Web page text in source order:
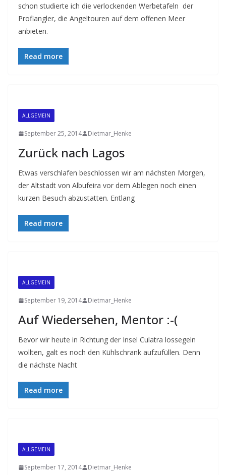
schon studierte ich die verlockenden Werbetafeln der
Profiangler, die Angeltouren auf dem offenen Meer
anbieten.
Read more
ALLGEMEIN
September 25, 2014 Dietmar_Henke
Zurück nach Lagos
Etwas verschlafen beschlossen wir am nächsten Morgen,
der Altstadt von Albufeira vor dem Ablegen noch einen
kurzen Besuch abzustatten. Entlang
Read more
ALLGEMEIN
September 19, 2014 Dietmar_Henke
Auf Wiedersehen, Mentor :-(
Bevor wir heute in Richtung der Insel Culatra lossegeln
wollten, galt es noch den Kühlschrank aufzufüllen. Denn
die nächste Nacht
Read more
ALLGEMEIN
September 17, 2014 Dietmar_Henke